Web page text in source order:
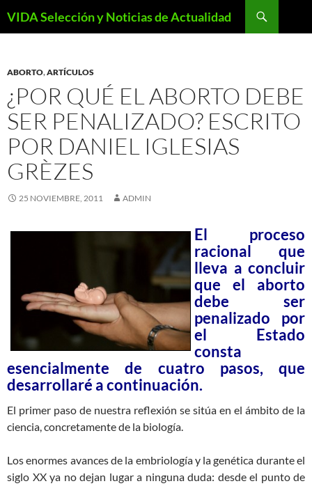
VIDA Selección y Noticias de Actualidad
ABORTO,ARTÍCULOS
¿POR QUÉ EL ABORTO DEBE
SER PENALIZADO? ESCRITO
POR DANIEL IGLESIAS
GRÈZES
25 NOVIEMBRE, 2011 ADMIN
El proceso
racional que
lleva a concluir
que el aborto
debe ser
penalizado por
el Estado
consta
esencialmente de cuatro pasos, que
desarrollaré a continuación.
El primer paso de nuestra reflexión se sitúa en el ámbito de la
ciencia, concretamente de la biología.
Los enormes avances de la embriología y la genética durante el
siglo XX ya no dejan lugar a ninguna duda: desde el punto de